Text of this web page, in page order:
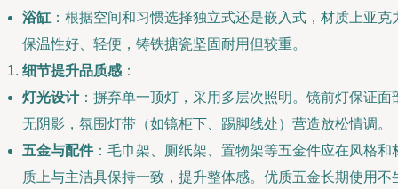
浴缸 ：根据空间和习惯选择独立式还是嵌入式，材质上亚克
保温性好、轻便，铸铁搪瓷坚固耐用但较重。
细节提升品质感 ：
灯光设计：摒弃单一顶灯，采用多层次照明。镜前灯保证面
无阴影，氛围灯带（如镜柜下、踢脚线处）营造放松情调。
五金与配件：毛巾架、厕纸架、置物架等五金件应在风格和
质上与主洁具保持一致，提升整体感。优质五金长期使用不